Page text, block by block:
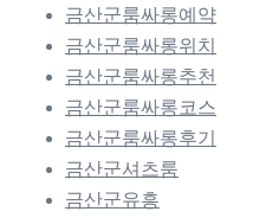
금산군룸싸롱예약
금산군룸싸롱위치
금산군룸싸롱추천
금산군룸싸롱코스
금산군룸싸롱후기
금산군셔츠룸
금산군유흥